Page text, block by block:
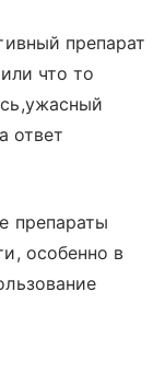
препарат
что то
ответ
препараты
особенно в